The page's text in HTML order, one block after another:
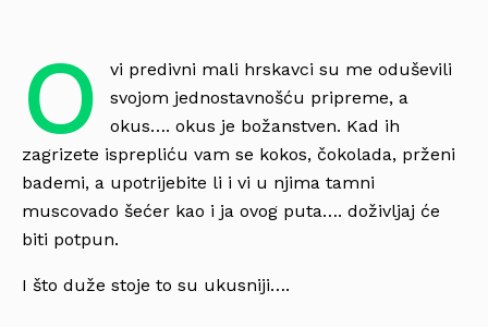
O
vi predivni mali hrskavci su me oduševili
svojom jednostavnošću pripreme, a
okus…. okus je božanstven. Kad ih
zagrizete isprepliću vam se kokos, čokolada, prženi
bademi, a upotrijebite li i vi u njima tamni
muscovado šećer kao i ja ovog puta…. doživljaj će
biti potpun.
I što duže stoje to su ukusniji….